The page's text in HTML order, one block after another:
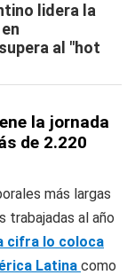
lidera la
al "hot
la jornada
de 2.220
más largas
trabajadas al año
cifra lo coloca
Latina como